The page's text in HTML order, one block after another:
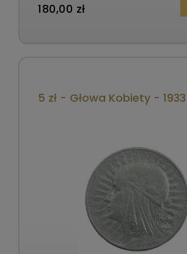
180,00 zł
5 zł - Głowa Kobiety - 1933